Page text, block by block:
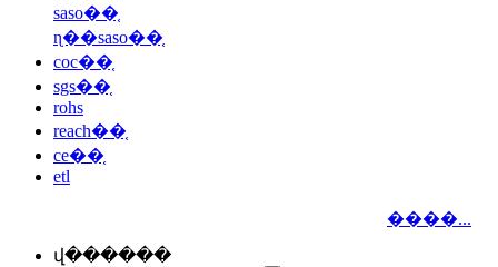
saso��֤
ɳ��saso��֤
coc��֤
sgs��֤
rohs
reach��֤
ce��֤
etl
����...
վ������